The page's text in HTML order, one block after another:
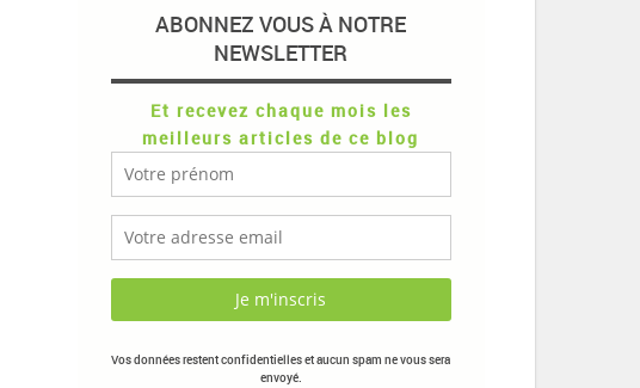
ABONNEZ VOUS À NOTRE
NEWSLETTER
Et recevez chaque mois les
meilleurs articles de ce blog
Vos données restent confidentielles et aucun spam ne vous sera
envoyé.